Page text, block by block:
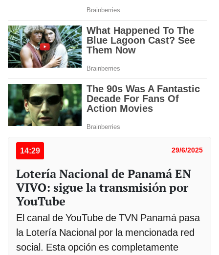
14:29 29/6/2025
Lotería Nacional de Panamá EN
VIVO: sigue la transmisión por
YouTube
El canal de YouTube de TVN Panamá pasa
la Lotería Nacional por la mencionada red
social. Esta opción es completamente